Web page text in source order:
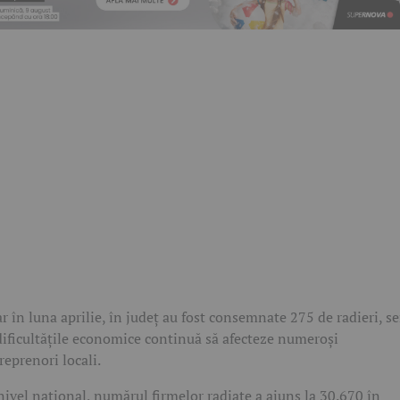
în luna aprilie, în județ au fost consemnate 275 de radieri,
economice continuă să afecteze numeroși
locali.
național, numărul firmelor radiate a ajuns la 30.670 în